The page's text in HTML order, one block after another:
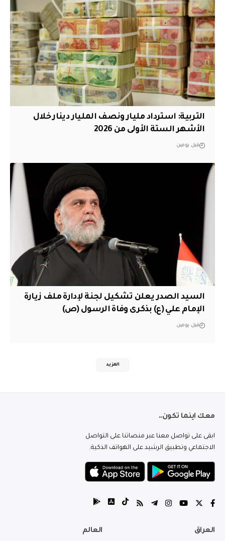
التربية: استرداد مليار ونصف المليار دينار خلال
الأشهر الستة الأولى من 2026
قبل يومين
السيد الصدر يعلن تشكيل لجنة لإدارة ملف زيارة
الإمام علي (ع) بذكرى وفاة الرسول (ص)
قبل يومين
المزيد
معك اينما تكون..
ابقى على تواصل معنا عبر منصاتنا على التواصل
الاجتماعي وتطبيق الرشيد على الهواتف الذكية.
العراق العالم